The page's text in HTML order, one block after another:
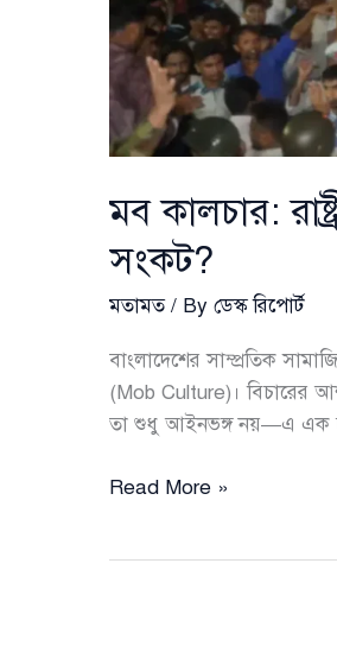
মব কালচার:
সংকট?
মতামত/ By ডেস্ক রিপোর্ট
বাংলাদেশের সাম্প্রতিক
(Mob Culture)। বিচারের
তা শুধু আইনভঙ্গ নয়—এ এক
মব
Read More »